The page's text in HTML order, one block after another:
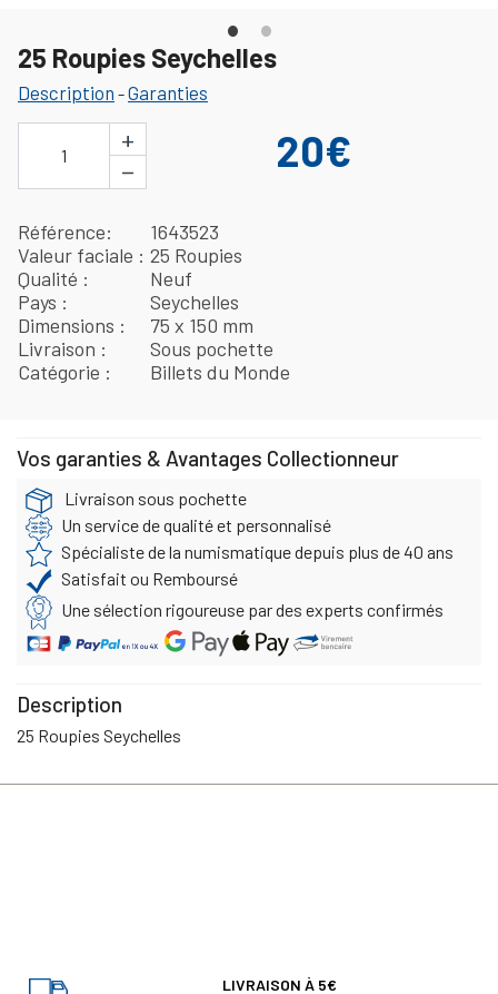
25 Roupies Seychelles
Description -Garanties
1
+
−
20€
Référence
1643523
Valeur faciale
25 Roupies
Qualité
Neuf
Pays
Seychelles
Dimensions
75 x 150 mm
Livraison
Sous pochette
Catégorie
Billets du Monde
Vos garanties & Avantages Collectionneur
Livraison sous pochette
Un service de qualité et personnalisé
Spécialiste de la numismatique depuis plus de 40 ans
Satisfait ou Remboursé
Une sélection rigoureuse par des experts confirmés
Description
25 Roupies Seychelles
LIVRAISON À 5€